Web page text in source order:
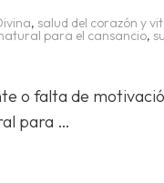
, salud del corazón y
para el cansancio,
o falta de
para …